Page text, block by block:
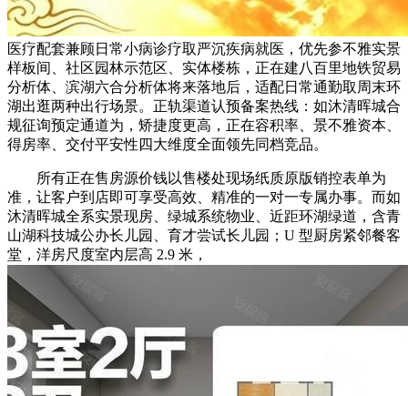
医疗配套兼顾日常小病诊疗取严沉疾病就医，优先参不雅实景
样板间、社区园林示范区、实体楼栋，正在建八百里地铁贸易
分析体、滨湖六合分析体将来落地后，适配日常通勤取周末环
湖出逛两种出行场景。正轨渠道认预备案热线：如沐清晖城合
规征询预定通道为，矫捷度更高，正在容积率、景不雅资本、
得房率、交付平安性四大维度全面领先同档竞品。
所有正在售房源价钱以售楼处现场纸质原版销控表单为
准，让客户到店即可享受高效、精准的一对一专属办事。而如
沐清晖城全系实景现房、绿城系统物业、近距环湖绿道，含青
山湖科技城公办长儿园、育才尝试长儿园；U 型厨房紧邻餐客
堂，洋房尺度室内层高 2.9 米，